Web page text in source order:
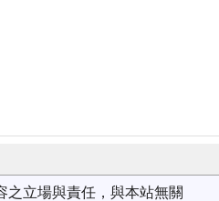
之立場與責任，與本站無關